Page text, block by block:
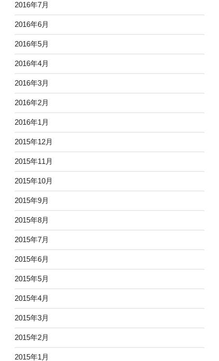
2016年7月
2016年6月
2016年5月
2016年4月
2016年3月
2016年2月
2016年1月
2015年12月
2015年11月
2015年10月
2015年9月
2015年8月
2015年7月
2015年6月
2015年5月
2015年4月
2015年3月
2015年2月
2015年1月